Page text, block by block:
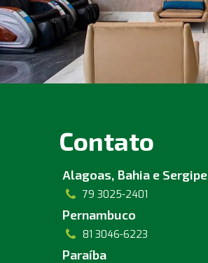
Contato
Alagoas, Bahia e Sergipe
79 3025-2401
Pernambuco
81 3046-6223
Paraíba